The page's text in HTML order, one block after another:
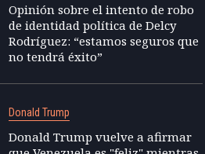
Opinión sobre el intento de robo
de identidad política de Delcy
Rodríguez: “estamos seguros que
no tendrá éxito”
Donald Trump
Donald Trump vuelve a afirmar